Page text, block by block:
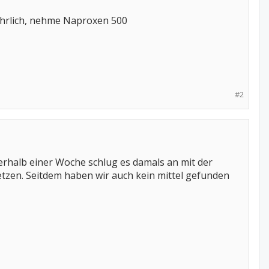
nehme Naproxen 500
#2
einer Woche schlug es damals an mit der
Seitdem haben wir auch kein mittel gefunden